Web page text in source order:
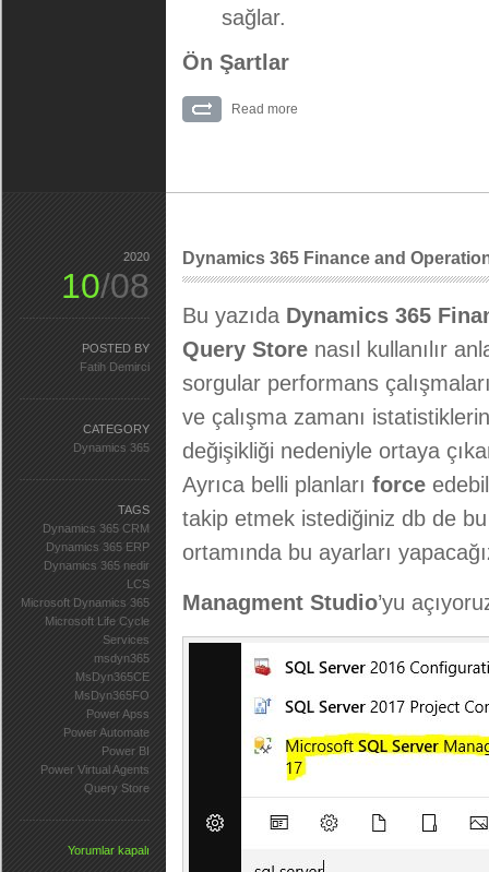
sağlar.
Ön Şartlar
Read more
Dynamics 365 Finance and
Bu yazıda Dynamics 365
Query Store nasıl kullanılır
sorgular performans
ve çalışma zamanı
değişikliği nedeniyle ortaya
Ayrıca belli planları force
takip etmek istediğiniz db de
ortamında bu ayarları
Managment Studio’yu
2020
10/08
POSTED BY
Fatih Demirci
CATEGORY
Dynamics 365
TAGS
Dynamics 365 CRM
Dynamics 365 ERP
Dynamics 365 nedir
LCS
Microsoft Dynamics 365
Microsoft Life Cycle
Services
msdyn365
MsDyn365CE
MsDyn365FO
Power Apss
Power Automate
Power BI
Power Virtual Agents
Query Store
Yorumlar kapalı